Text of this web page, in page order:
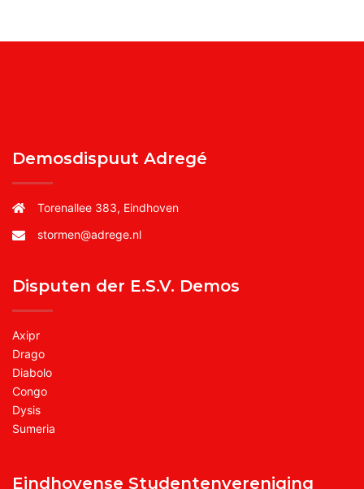
Demosdispuut Adregé
Torenallee 383, Eindhoven
stormen@adrege.nl
Disputen der E.S.V. Demos
Axipr
Drago
Diabolo
Congo
Dysis
Sumeria
Eindhovense Studentenvereniging